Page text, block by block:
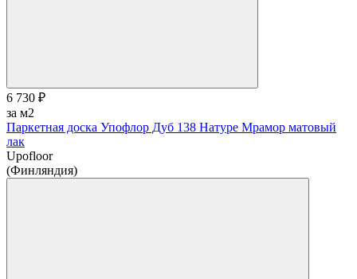
6 730 ₽
за м2
Паркетная доска Упофлор Дуб 138 Натуре Мрамор матовый
лак
Upofloor
(Финляндия)